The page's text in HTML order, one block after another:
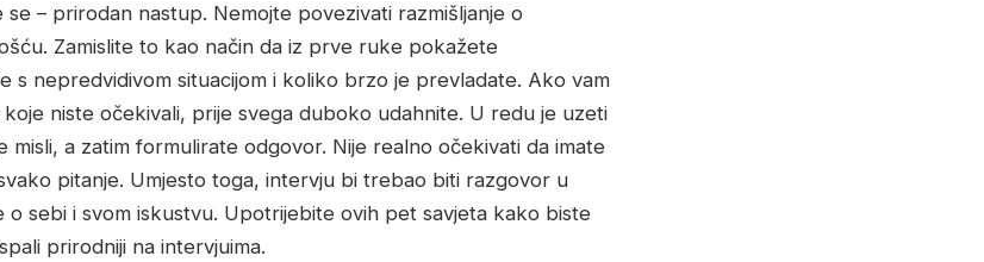
– prirodan nastup. Nemojte povezivati ​​razmišljanje o
Zamislite to kao način da iz prve ruke pokažete
s nepredvidivom situacijom i koliko brzo je prevladate. Ako vam
niste očekivali, prije svega duboko udahnite. U redu je uzeti
a zatim formulirate odgovor. Nije realno očekivati da imate
pitanje. Umjesto toga, intervju bi trebao biti razgovor u
sebi i svom iskustvu. Upotrijebite ovih pet savjeta kako biste
prirodniji na intervjuima.